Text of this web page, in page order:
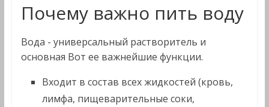
Почему важно пить воду
Вода - универсальный растворитель и
основная Вот ее важнейшие функции.
Входит в состав всех жидкостей (кровь,
лимфа, пищеварительные соки,